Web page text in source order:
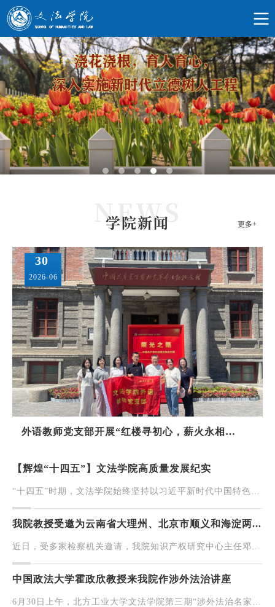
学院新闻 更多+
外语教师党支部开展“红楼寻初心，薪火永相
30
2026-06
【辉煌“十四五”】文法学院高质量发展纪实
“十四五”时期，文法学院始终坚持以习近平新时代中国特色社
会主义思想为根本遵循，围绕立德树人根本任务，深入推动习
近平法治思想和习近平文化思想与教育教学实践深度...
我院教授受邀为云南省大理州、北京市顺义和海淀两...
近日，受多家检察机关邀请，我院知识产权研究中心主任邓恒
教授先后赴云南省大理白族自治州人民检察院、北京市顺义区
人民检察院（联合区市场监督管理局）、北京市海淀区...
中国政法大学霍政欣教授来我院作涉外法治讲座
6月30日上午，北方工业大学文法学院第三期“涉外法治名家讲